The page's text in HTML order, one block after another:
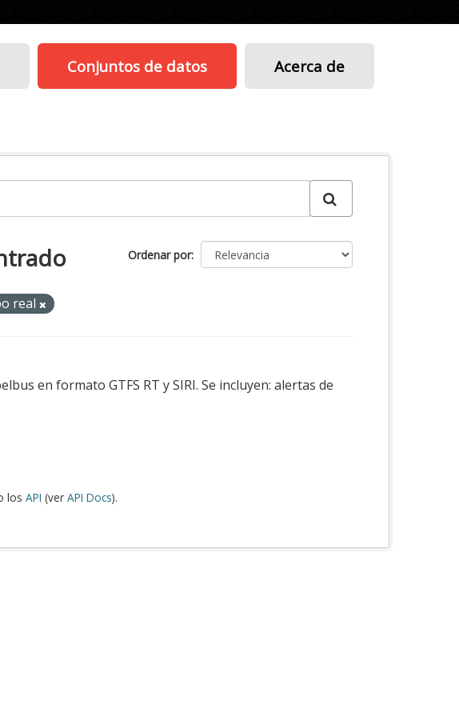
Conjuntos de datos Acerca de
Ordenar por
real
en formato GTFS RT y SIRI. Se incluyen: alertas de
los API (ver API Docs).